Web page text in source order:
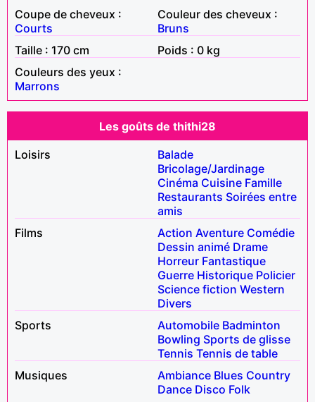
Coupe de cheveux :
Courts
Couleur des cheveux :
Bruns
Taille : 170 cm
Poids : 0 kg
Couleurs des yeux :
Marrons
Les goûts de thithi28
Loisirs
Balade
Bricolage/Jardinage
Cinéma Cuisine Famille
Restaurants Soirées entre
amis
Films
Action Aventure Comédie
Dessin animé Drame
Horreur Fantastique
Guerre Historique Policier
Science fiction Western
Divers
Sports
Automobile Badminton
Bowling Sports de glisse
Tennis Tennis de table
Musiques
Ambiance Blues Country
Dance Disco Folk